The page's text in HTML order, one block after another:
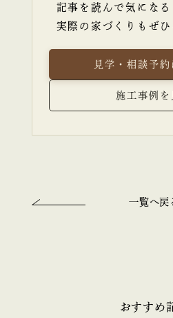
記事を読んで気になる
実際の家づくりもぜひ
見学・相談予約
施工事例を
一覧へ戻
おすすめ